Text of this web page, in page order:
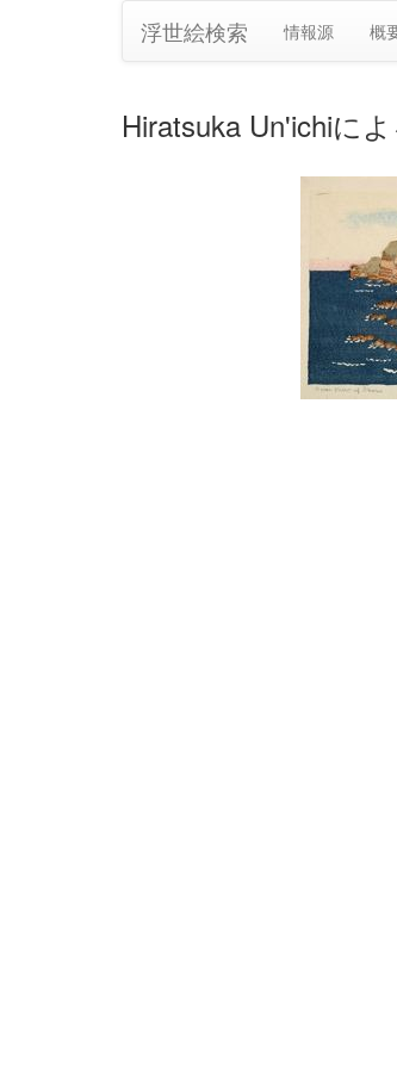
浮世絵検索 情報源 概
Hiratsuka Un'ichiに